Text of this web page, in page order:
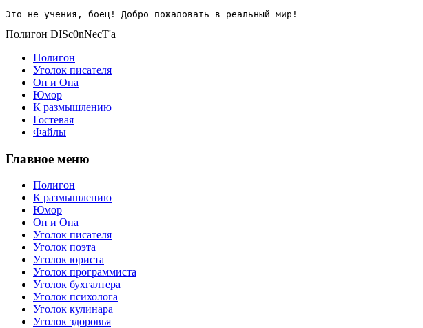
Это не учения, боец! Добро пожаловать в реальный мир!
Полигон DISc0nNecT'a
Полигон
Уголок писателя
Он и Она
Юмор
К размышлению
Гостевая
Файлы
Главное меню
Полигон
К размышлению
Юмор
Он и Она
Уголок писателя
Уголок поэта
Уголок юриста
Уголок программиста
Уголок бухгалтера
Уголок психолога
Уголок кулинара
Уголок здоровья